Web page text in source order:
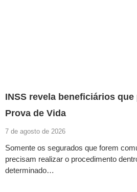
INSS revela beneficiários
Prova de Vida
7 de agosto de 2026
Somente os segurados que forem
precisam realizar o procedimento
determinado…